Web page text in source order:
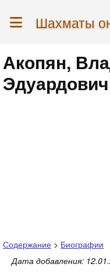
Шахматы
Акопян,
Эдуардович
Содержание > Биографии
Дата добавления: